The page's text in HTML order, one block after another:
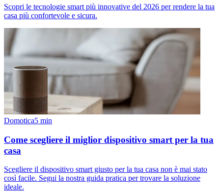
Scopri le tecnologie smart più innovative del 2026 per rendere la tua
casa più confortevole e sicura.
Domotica5 min
Come scegliere il miglior dispositivo smart per la tua
casa
Scegliere il dispositivo smart giusto per la tua casa non è mai stato
così facile. Segui la nostra guida pratica per trovare la soluzione
ideale.